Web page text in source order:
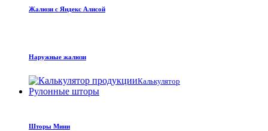
Жалюзи с Яндекс Алисой
Наружные жалюзи
Калькулятор
Рулонные шторы
Шторы Мини